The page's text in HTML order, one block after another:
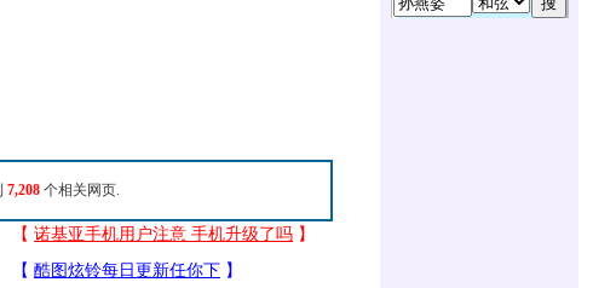
7,208 个相关网页.